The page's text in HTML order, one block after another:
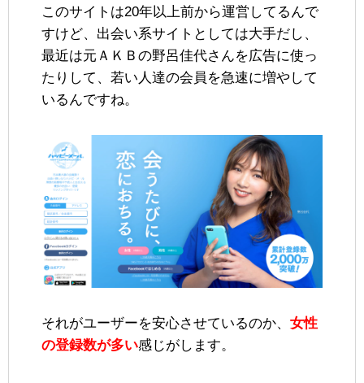
このサイトは20年以上前から運営してるんで
すけど、出会い系サイトとしては大手だし、
最近は元ＡＫＢの野呂佳代さんを広告に使っ
たりして、若い人達の会員を急速に増やして
いるんですね。
それがユーザーを安心させているのか、 女性
の登録数が多い感じがします。